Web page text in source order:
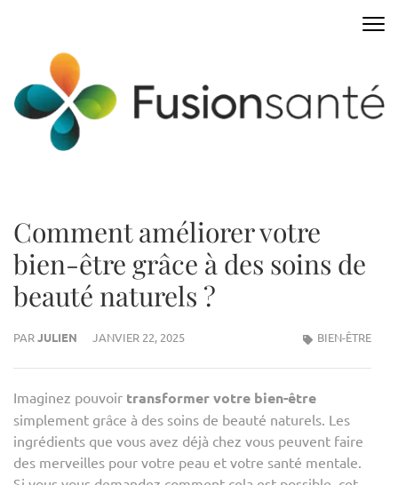
(Pressez
Entrée)
Comment améliorer votre
bien-être grâce à des soins de
beauté naturels ?
PARJULIEN JANVIER 22, 2025 BIEN-ÊTRE
Imaginez pouvoir transformer votre bien-être
simplement grâce à des soins de beauté naturels. Les
ingrédients que vous avez déjà chez vous peuvent faire
des merveilles pour votre peau et votre santé mentale.